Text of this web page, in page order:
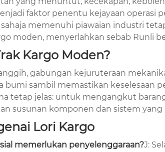
faktor penentu kejayaan operasi
memenuhi piawaian industri
moden, menyerlahkan sebab Runli
Kargo Moden?
gabungan kejuruteraan
bumi sambil memastikan keselesaan
tetap jelas: untuk mengangkut
susunan komponen dan sistem
Lori Kargo
memerlukan penyelenggaraan?J: